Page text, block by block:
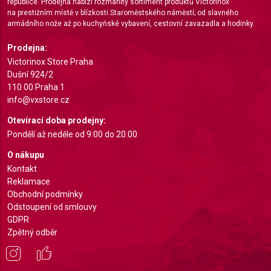
na prestižním místě v blízkosti Staroměstského náměstí; od slavného
armádního nože až po kuchyňské vybavení, cestovní zavazadla a hodinky.
Prodejna:
Victorinox Store Praha
Dušní 924/2
110 00 Praha 1
info@vxstore.cz
Otevírací doba prodejny:
Pondělí až neděle od 9:00 do 20:00
O nákupu
Kontakt
Reklamace
Obchodní podmínky
Odstoupení od smlouvy
GDPR
Zpětný odběr
Measure content performance
Understand audiences through statistics or
Develop and improve services
Use limited data to select content
Use precise geolocation data
Identify devices based on information actively
requested
Non-IAB processing purposes:
Necessary
Performance
Functional